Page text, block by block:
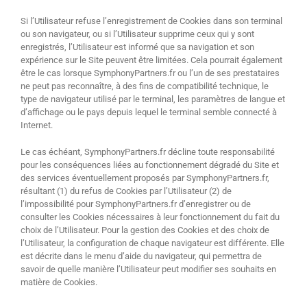
Si l’Utilisateur refuse l’enregistrement de Cookies dans son terminal
ou son navigateur, ou si l’Utilisateur supprime ceux qui y sont
enregistrés, l’Utilisateur est informé que sa navigation et son
expérience sur le Site peuvent être limitées. Cela pourrait également
être le cas lorsque SymphonyPartners.fr ou l’un de ses prestataires
ne peut pas reconnaître, à des fins de compatibilité technique, le
type de navigateur utilisé par le terminal, les paramètres de langue et
d’affichage ou le pays depuis lequel le terminal semble connecté à
Internet.
Le cas échéant, SymphonyPartners.fr décline toute responsabilité
pour les conséquences liées au fonctionnement dégradé du Site et
des services éventuellement proposés par SymphonyPartners.fr,
résultant (1) du refus de Cookies par l’Utilisateur (2) de
l’impossibilité pour SymphonyPartners.fr d’enregistrer ou de
consulter les Cookies nécessaires à leur fonctionnement du fait du
choix de l’Utilisateur. Pour la gestion des Cookies et des choix de
l’Utilisateur, la configuration de chaque navigateur est différente. Elle
est décrite dans le menu d’aide du navigateur, qui permettra de
savoir de quelle manière l’Utilisateur peut modifier ses souhaits en
matière de Cookies.